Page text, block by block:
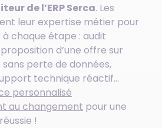
de l’ERP Serca. Les
leur expertise métier pour
chaque étape : audit
d’une offre sur
perte de données,
technique réactif…
personnalisé
au changement pour une
!